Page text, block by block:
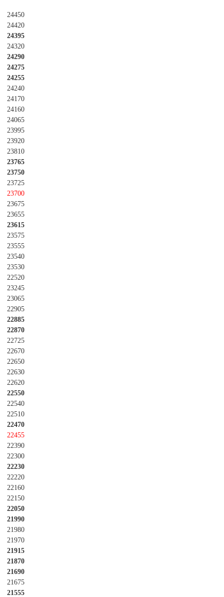
24450
24420
24395
24320
24290
24275
24255
24240
24170
24160
24065
23995
23920
23810
23765
23750
23725
23700
23675
23655
23615
23575
23555
23540
23530
22520
23245
23065
22905
22885
22870
22725
22670
22650
22630
22620
22550
22540
22510
22470
22455
22390
22300
22230
22220
22160
22150
22050
21990
21980
21970
21915
21870
21690
21675
21555